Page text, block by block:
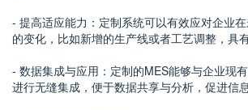
- 提高适应能力：定制系统可以有效应对企业
的变化，比如新增的生产线或者工艺调整，具
- 数据集成与应用：定制的MES能够与企业现
进行无缝集成，便于数据共享与分析，促进信